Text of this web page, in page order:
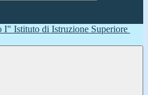
Istituto di Istruzione Superiore